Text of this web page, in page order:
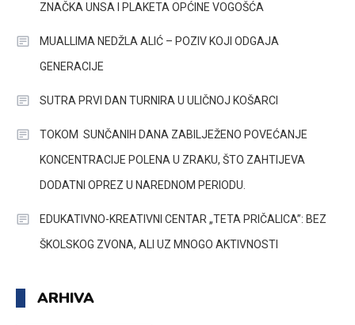
ZNAČKA UNSA I PLAKETA OPĆINE VOGOŠĆA
MUALLIMA NEDŽLA ALIĆ – POZIV KOJI ODGAJA
GENERACIJE
SUTRA PRVI DAN TURNIRA U ULIČNOJ KOŠARCI
TOKOM SUNČANIH DANA ZABILJEŽENO POVEĆANJE
KONCENTRACIJE POLENA U ZRAKU, ŠTO ZAHTIJEVA
DODATNI OPREZ U NAREDNOM PERIODU.
EDUKATIVNO-KREATIVNI CENTAR „TETA PRIČALICA”: BEZ
ŠKOLSKOG ZVONA, ALI UZ MNOGO AKTIVNOSTI
ARHIVA